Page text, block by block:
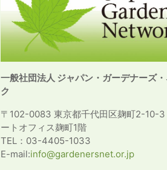
一般社団法人 ジャパン・ガーデナーズ
ク
〒102-0083 東京都千代田区麹町2-10-3
ートオフィス麹町1階
TEL：03-4405-1033
E-mail:info@gardenersnet.or.jp